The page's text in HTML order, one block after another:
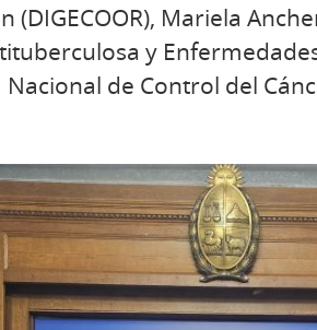
(DIGECOOR), Mariela
y
de Control del